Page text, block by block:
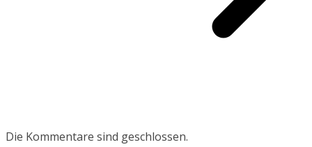
Die Kommentare sind geschlossen.